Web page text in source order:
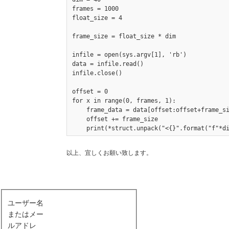
frames = 1000
float_size = 4
frame_size = float_size * dim
infile = open(sys.argv[1], 'rb')
data = infile.read()
infile.close()
offset = 0
for x in range(0, frames, 1):
frame_data =
    offset += frame_size
以上、宜しくお願い致します。
ユーザー名
またはメー
ルアドレ